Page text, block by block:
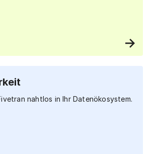
nahtlos in Ihr Datenökosystem.